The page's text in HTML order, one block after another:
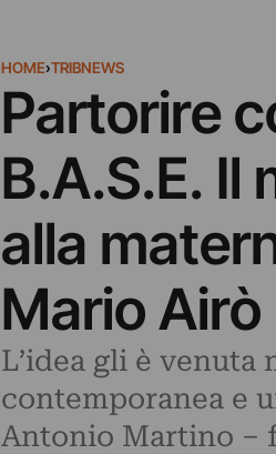
HOME›TRIBNEWS
Partorire
B.A.S.E. Il
alla
Mario Airò
L’idea gli è venuta
contemporanea e
Antonio Martino –